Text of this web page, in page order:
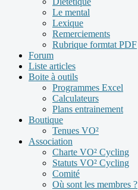
Le mental
Lexique
Remerciements
Rubrique formtat PDF
Forum
Liste articles
Boite à outils
Programmes Excel
Calculateurs
Plans entrainement
Boutique
Tenues VO²
Association
Charte VO² Cycling
Statuts VO² Cycling
Comité
Où sont les membres ?